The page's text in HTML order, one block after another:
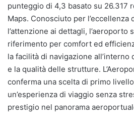
punteggio di 4,3 basato su 26.317
Maps. Conosciuto per l’eccellenza
l’attenzione ai dettagli, l’aeroporto
riferimento per comfort ed
la facilità di navigazione all’interno
e la qualità delle strutture.
conferma una scelta di primo
un’esperienza di viaggio senza
prestigio nel panorama